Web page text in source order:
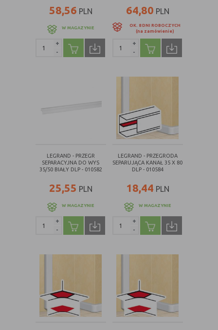
58,56 PLN
W MAGAZYNIE
-
+
64,80 PLN
OK. 8 DNI ROBOCZYCH
(na zamówienie)
-
+
LEGRAND - PRZEGR
SEPARACYJNA DO WYS
35/50 BIAŁY DLP - 010582
25,55 PLN
W MAGAZYNIE
-
+
LEGRAND - PRZEGRODA
SEPARUJĄCA KANAŁ 35 X 80
DLP - 010584
18,44 PLN
W MAGAZYNIE
-
+